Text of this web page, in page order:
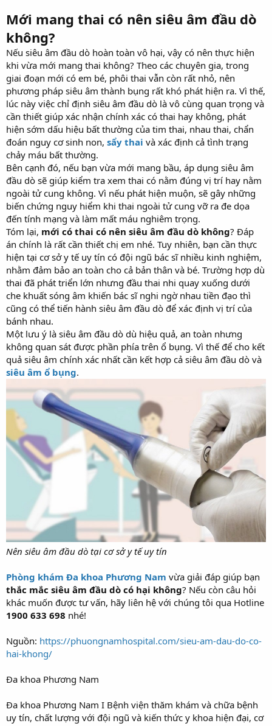
Mới mang thai có nên siêu âm đầu dò
không?
Nếu siêu âm đầu dò hoàn toàn vô hại, vậy có nên thực hiện
khi vừa mới mang thai không? Theo các chuyên gia, trong
giai đoạn mới có em bé, phôi thai vẫn còn rất nhỏ, nên
phương pháp siêu âm thành bụng rất khó phát hiện ra. Vì thế,
lúc này việc chỉ định siêu âm đầu dò là vô cùng quan trọng và
cần thiết giúp xác nhận chính xác có thai hay không, phát
hiện sớm dấu hiệu bất thường của tim thai, nhau thai, chẩn
đoán nguy cơ sinh non, sẩy thai và xác định cả tình trạng
chảy máu bất thường.
Bên cạnh đó, nếu bạn vừa mới mang bầu, áp dụng siêu âm
đầu dò sẽ giúp kiểm tra xem thai có nằm đúng vị trí hay nằm
ngoài tử cung không. Vì nếu phát hiện muộn, sẽ gây những
biến chứng nguy hiểm khi thai ngoài tử cung vỡ ra đe dọa
đến tính mạng và làm mất máu nghiêm trọng.
Tóm lại, mới có thai có nên siêu âm đầu dò không? Đáp
án chính là rất cần thiết chị em nhé. Tuy nhiên, bạn cần thực
hiện tại cơ sở y tế uy tín có đội ngũ bác sĩ nhiều kinh nghiệm,
nhằm đảm bảo an toàn cho cả bản thân và bé. Trường hợp dù
thai đã phát triển lớn nhưng đầu thai nhi quay xuống dưới
che khuất sóng âm khiến bác sĩ nghi ngờ nhau tiền đạo thì
cũng có thể tiến hành siêu âm đầu dò để xác định vị trí của
bánh nhau.
Một lưu ý là siêu âm đầu dò dù hiệu quả, an toàn nhưng
không quan sát được phần phía trên ổ bụng. Vì thế để cho kết
quả siêu âm chính xác nhất cần kết hợp cả siêu âm đầu dò và
siêu âm ổ bụng.
Nên siêu âm đầu dò tại cơ sở y tế uy tín
Phòng khám Đa khoa Phương Nam vừa giải đáp giúp bạn
thắc mắc siêu âm đầu dò có hại không? Nếu còn câu hỏi
khác muốn được tư vấn, hãy liên hệ với chúng tôi qua Hotline
1900 633 698 nhé!
Nguồn: https://phuongnamhospital.com/sieu-am-dau-do-co-
hai-khong/
Đa khoa Phương Nam
Đa khoa Phương Nam I Bệnh viện thăm khám và chữa bệnh
uy tín, chất lượng với đội ngũ và kiến thức y khoa hiện đại, cơ